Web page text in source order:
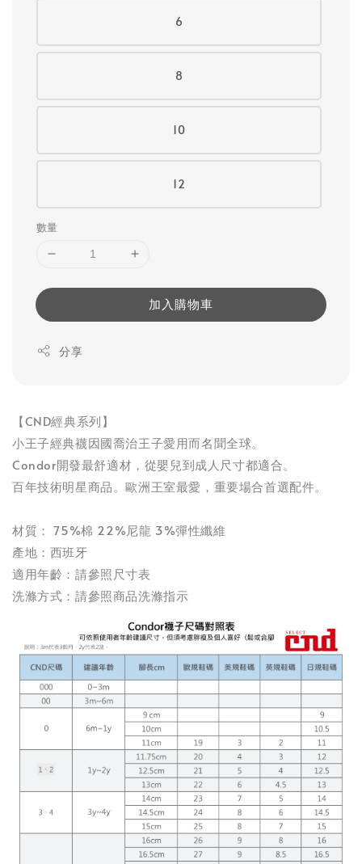
6
8
10
12
數量
加入購物車
分享
【CND經典系列】
小王子經典襪因國喬治王子愛用而名聞全球。
Condor開發最舒適材，從嬰兒到成人尺寸都適合。
百年技術明星商品。歐洲王室最愛，重要場合首選配件。
材質： 75%棉 22%尼龍 3%彈性纖維
產地：西班牙
適用年齡：請參照尺寸表
洗滌方式：請參照商品洗滌指示